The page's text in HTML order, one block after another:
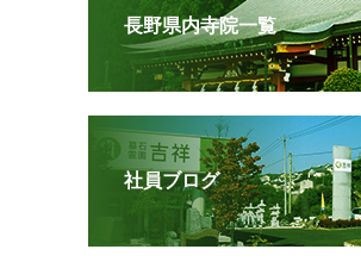
長野県内寺院一覧
社員ブログ